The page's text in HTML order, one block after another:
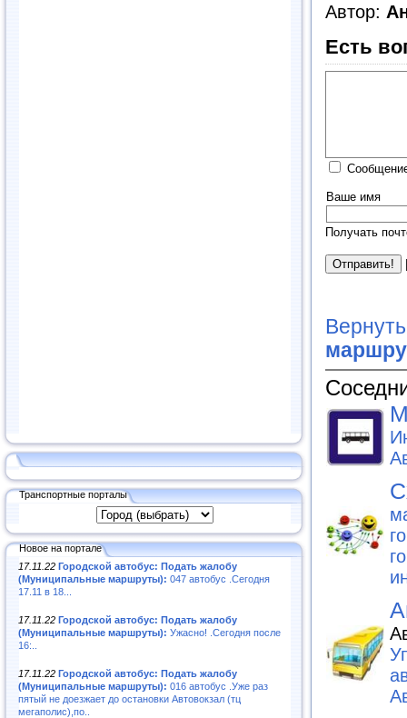
Транспортные порталы
Новое на портале
17.11.22 Городской автобус: Подать жалобу
(Муниципальные маршруты): 047 автобус .Сегодня
17.11 в 18...
17.11.22 Городской автобус: Подать жалобу
(Муниципальные маршруты): Ужасно! .Сегодня после
16:..
17.11.22 Городской автобус: Подать жалобу
(Муниципальные маршруты): 016 автобус .Уже раз
пятый не доезжает до остановки Автовокзал (тц
мегаполис),по..
Автор:
Есть
Ваше имя
Получать